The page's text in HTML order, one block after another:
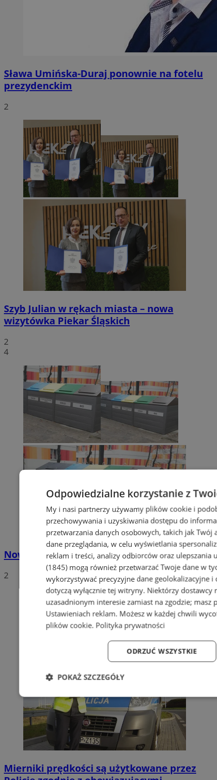
Sława Umińska-Duraj ponownie na fotelu
prezydenckim
2
Szyb Julian w rękach miasta – nowa
wizytówka Piekar Śląskich
2
4
Nowe stawki za odbiór odpadów
2
Mierniki prędkości są użytkowane przez
Odpowiedzialne korzystanie z
My i nasi partnerzy używamy plików cookie i
przechowywania i uzyskiwania dostępu do
przetwarzania danych osobowych, takich jak
dane przeglądania, w celu wyświetlania
reklam i treści, analizy odbiorców oraz ulepszania
(1845)mogą również przetwarzać Twoje dane w
wykorzystywać precyzyjne dane geolokalizacyjne
dotyczą wyłącznie tej witryny. Niektórzy dostawcy
uzasadnionym interesie zamiast na zgodzie; masz
Ustawieniach reklam. Możesz w każdej chwili
plików cookie. Polityka prywatności
ODRZUĆ WSZYSTKIE
POKAŻ SZCZEGÓŁY
Niezbędne Wydajność Targetowanie
Niezbędne Wydajność Targetowanie